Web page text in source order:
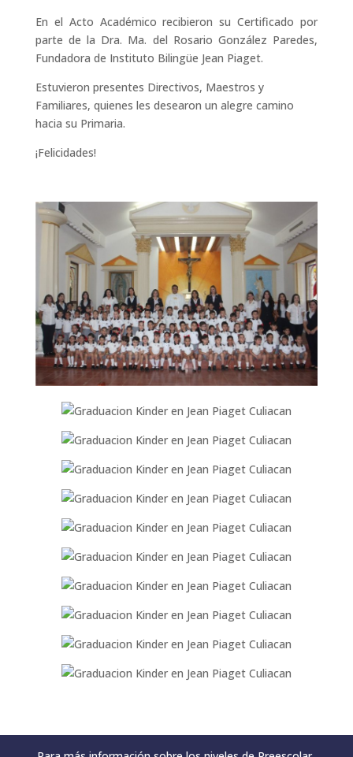
En el Acto Académico recibieron su Certificado por
parte de la Dra. Ma. del Rosario González Paredes,
Fundadora de Instituto Bilingüe Jean Piaget.
Estuvieron presentes Directivos, Maestros y
Familiares, quienes les desearon un alegre camino
hacia su Primaria.
¡Felicidades!